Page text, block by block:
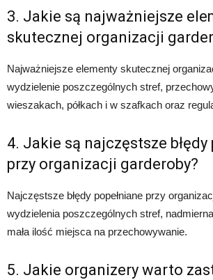
3. Jakie są najważniejsze
skutecznej organizacji
Najważniejsze elementy skutecznej
wydzielenie poszczególnych stref,
wieszakach, półkach i w szafkach oraz
4. Jakie są najczęstsze błędy
przy organizacji garderoby?
Najczęstsze błędy popełniane przy
wydzielenia poszczególnych stref,
mała ilość miejsca na przechowywanie.
5. Jakie organizery warto